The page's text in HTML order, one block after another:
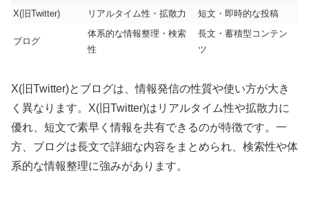
X(旧Twitter) リアルタイム性・拡散力 短文・即時的な投稿
ブログ
体系的な情報整理・検索
性
長文・蓄積型コンテン
ツ
X(旧Twitter)とブログは、情報発信の性質や使い方が大き
く異なります。X(旧Twitter)はリアルタイム性や拡散力に
優れ、短文で素早く情報を共有できるのが特徴です。一
方、ブログは長文で詳細な内容をまとめられ、検索性や体
系的な情報整理に強みがあります。